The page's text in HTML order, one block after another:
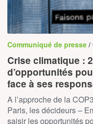
Communiqué de presse /
Crise climatique :
d’opportunités
face à ses
A l’approche de la
Paris, les décideurs –
saisir les opportunités